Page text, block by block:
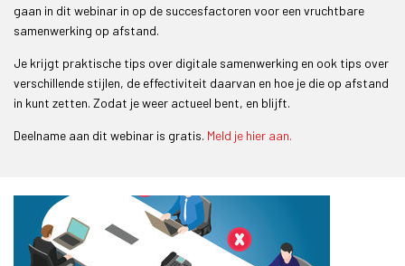
gaan in dit webinar in op de succesfactoren voor een vruchtbare
samenwerking op afstand.
Je krijgt praktische tips over digitale samenwerking en ook tips over
verschillende stijlen, de effectiviteit daarvan en hoe je die op afstand
in kunt zetten. Zodat je weer actueel bent, en blijft.
Deelname aan dit webinar is gratis. Meld je hier aan.